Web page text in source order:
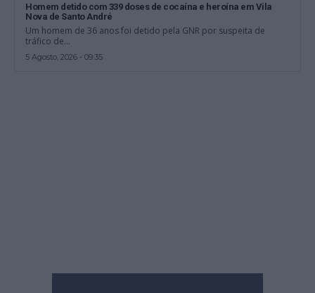
Homem detido com 339 doses de cocaína e heroína em Vila
Nova de Santo André
Um homem de 36 anos foi detido pela GNR por suspeita de
tráfico de...
5 Agosto, 2026 - 09:35